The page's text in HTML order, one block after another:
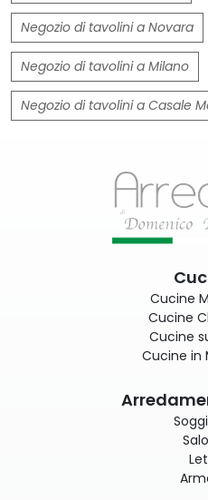
Negozio di tavolini a Novara
Negozio di tavolini a Milano
Negozio di tavolini a Casale
Cucine
Cucine
Cucine
Cucine in